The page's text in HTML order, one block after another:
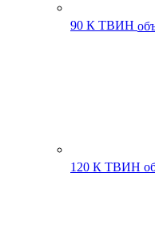
90 К ТВИН
120 К ТВИН